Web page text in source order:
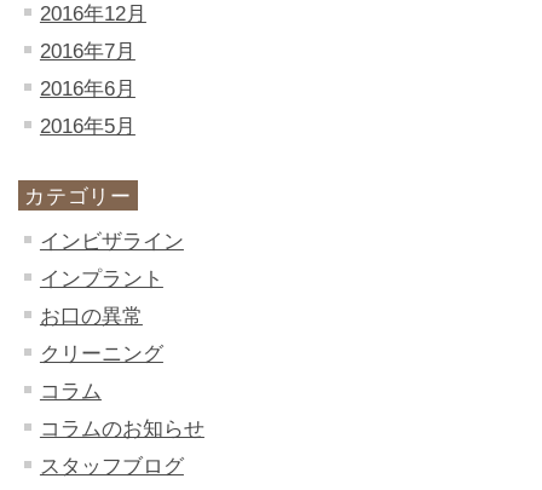
2016年12月
2016年7月
2016年6月
2016年5月
カテゴリー
インビザライン
インプラント
お口の異常
クリーニング
コラム
コラムのお知らせ
スタッフブログ